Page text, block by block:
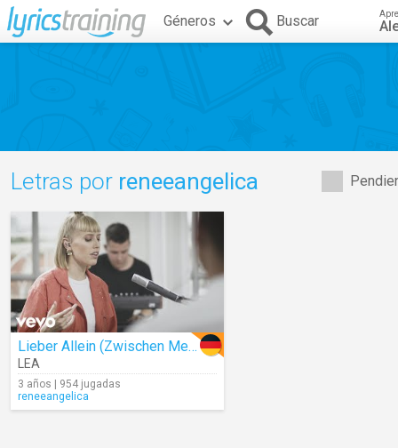
Géneros Buscar
Letras por reneeangelica
Lieber Allein (Zwischen Meinen Zeilen Live)
LEA
3 años | 954 jugadas
reneeangelica